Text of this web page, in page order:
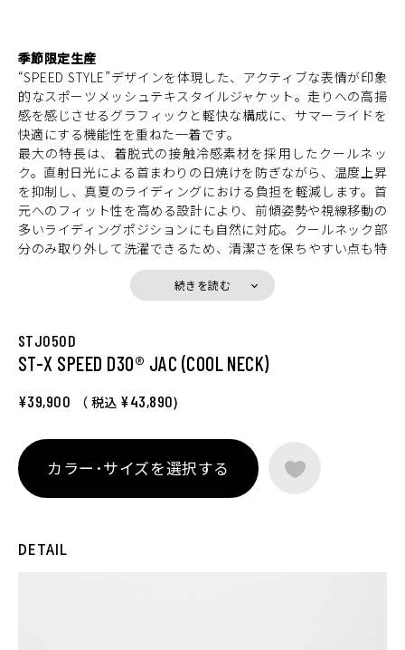
季節限定生産
“SPEED STYLE”デザインを体現した、アクティブな表情が印象
的なスポーツメッシュテキスタイルジャケット。走りへの高揚
感を感じさせるグラフィックと軽快な構成に、サマーライドを
快適にする機能性を重ねた一着です。
最大の特長は、着脱式の接触冷感素材を採用したクールネッ
ク。直射日光による首まわりの日焼けを防ぎながら、温度上昇
を抑制し、真夏のライディングにおける負担を軽減します。首
元へのフィット性を高める設計により、前傾姿勢や視線移動の
多いライディングポジションにも自然に対応。クールネック部
分のみ取り外して洗濯できるため、清潔さを保ちやすい点も特
パターンには、ライディング時の快適さを追求したHYOD独自
のST-Xパターンを採用。前傾姿勢での上半身の収まりやハンド
ングでも安定したフィット感をもたらします。
マテリアルには、適度なハリを持ちながら軽量でソフト、かつ
く取り込み、裏地には吸汗速乾性に優れたHYODロゴ入りエア
ンディションを保ちます。袖口にはEVOKEシリーズのインサレ
ーションウエアと連結できるスナップボタンを備え、気温の変
化にも柔軟に対応。
プロテクションには、薄く柔軟なエアースルー構造のD3O® Dia
感を実現しています。
続きを読む
STJ050D
ST-X SPEED D3O® JAC (COOL NECK)
¥39,900 （ 税込 ¥43,890)
カラー･サイズを選択する
DETAIL